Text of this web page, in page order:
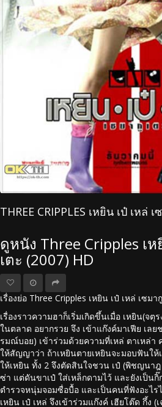
THREE CRIPPLES เหยิน เป๋ เหล่
ดูหนัง Three Cripples เห
เตะ (2007) HD
เรื่องย่อ Three Cripples เหยิน เป๋ เหล่ เซมา
เรื่องราวความฮาก็เริ่มเกิดขึ้นเมื่อ เหยิน(จ
ในตลาด อยากรวย จึง เข้าแก๊งค์มาเฟีย เลย
รมณ์บอย) เข้าร่วมด้วยความที่เหล่ ตาเหล่า
ให้สัญญาว่า ถ้าเหยินตายเหยินจะมอบฟันให้
ให้เหยิน ทั้ง 2 จึงตัดสินใจชวน เป๋ (พิชญนา
ซ่า แต่ดันขาเป๋ ใส่เหล็กดามไว้ และยังเป็น
ตำรวจหนุ่มจอมซื่อบื้อ และเป็นคนที่ฟังอะไร
เหยิน เป๋ เหล่ จึงเข้าร่วมแก๊งค์ เฮียโต๊ด กึ้ง